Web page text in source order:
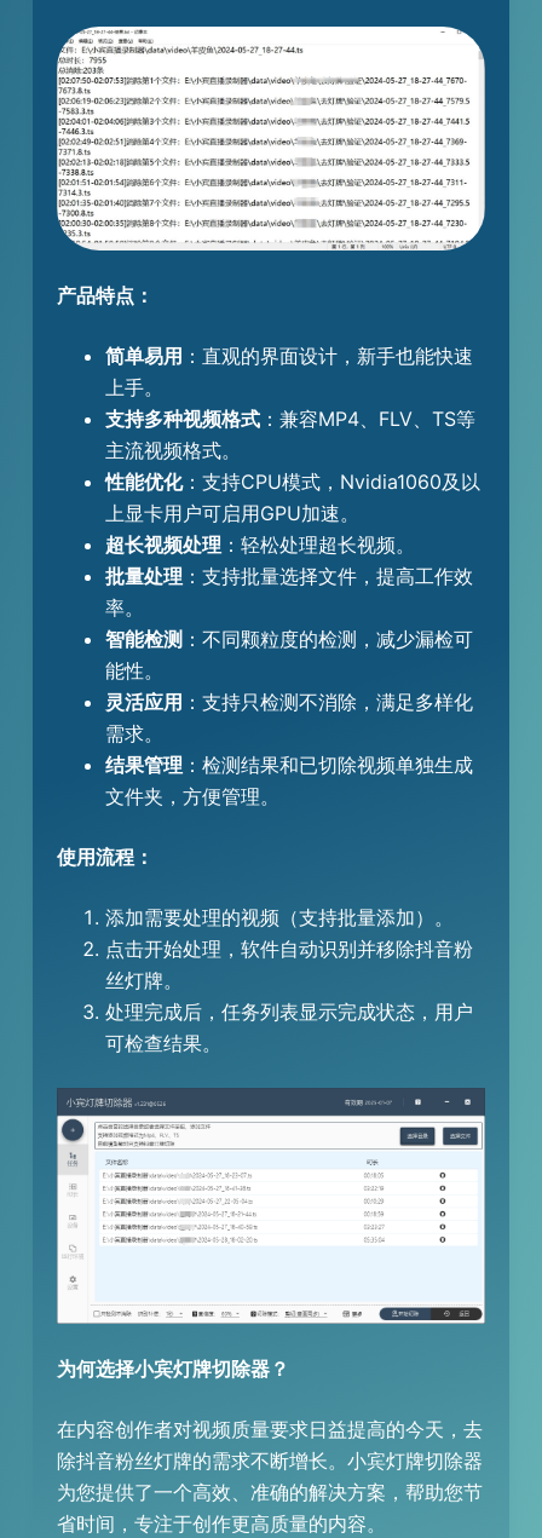
产品特点：
简单易用 ：直观的界面设计，新手也能快速
上手。
支持多种视频格式：兼容MP4、FLV、TS等
主流视频格式。
性能优化：支持CPU模式，Nvidia1060及以
上显卡用户可启用GPU加速。
超长视频处理 ：轻松处理超长视频。
批量处理 ：支持批量选择文件，提高工作效
率。
智能检测 ：不同颗粒度的检测，减少漏检可
能性。
灵活应用 ：支持只检测不消除，满足多样化
需求。
结果管理 ：检测结果和已切除视频单独生成
文件夹，方便管理。
使用流程：
添加需要处理的视频（支持批量添加）。
点击开始处理，软件自动识别并移除抖音粉
丝灯牌。
处理完成后，任务列表显示完成状态，用户
可检查结果。
为何选择小宾灯牌切除器？
在内容创作者对视频质量要求日益提高的今天，去
除抖音粉丝灯牌的需求不断增长。小宾灯牌切除器
为您提供了一个高效、准确的解决方案，帮助您节
省时间，专注于创作更高质量的内容。